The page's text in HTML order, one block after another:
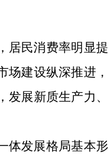
居民消费率明显提
建设纵深推进，
展新质生产力、
体发展格局基本形